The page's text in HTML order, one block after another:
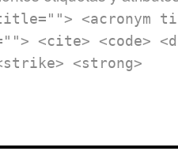
<acronym
<cite> <code>
<strong>